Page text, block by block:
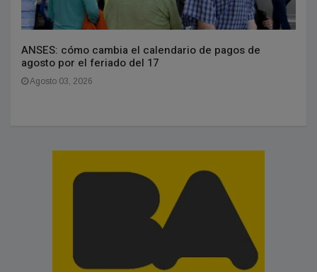
ANSES: cómo cambia el calendario de pagos de
agosto por el feriado del 17
Agosto 03, 2026